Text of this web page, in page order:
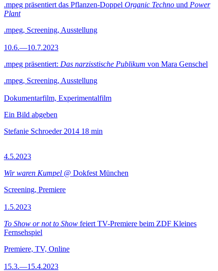
.mpeg präsentiert das Pflanzen-Doppel Organic Techno und Power
Plant
.mpeg, Screening, Ausstellung
10.6.—10.7.2023
.mpeg präsentiert: Das narzisstische Publikum von Mara Genschel
.mpeg, Screening, Ausstellung
Dokumentarfilm, Experimentalfilm
Ein Bild abgeben
Stefanie Schroeder 2014 18 min
4.5.2023
Wir waren Kumpel @ Dokfest München
Screening, Premiere
1.5.2023
To Show or not to Show feiert TV-Premiere beim ZDF Kleines
Fernsehspiel
Premiere, TV, Online
15.3.—15.4.2023